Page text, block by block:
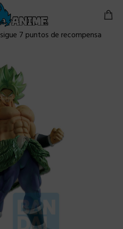
7 puntos de recompensa